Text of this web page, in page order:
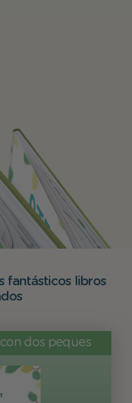
fantásticos libros
dos peques